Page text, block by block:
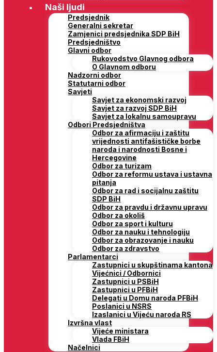
Naši ljudi
Predsjednik
Generalni sekretar
Zamjenici predsjednika SDP BiH
Predsjedništvo
Glavni odbor
Rukovodstvo Glavnog odbora
O Glavnom odboru
Nadzorni odbor
Statutarni odbor
Savjeti
Savjet za ekonomski razvoj
Savjet za razvoj SDP BiH
Savjet za lokalnu samoupravu
Odbori Predsjedništva
Odbor za afirmaciju i zaštitu
vrijednosti antifašističke borbe
naroda i narodnosti Bosne i
Hercegovine
Odbor za turizam
Odbor za reformu ustava i ustavna
pitanja
Odbor za rad i socijalnu zaštitu
SDP BiH
Odbor za pravdu i državnu upravu
Odbor za okoliš
Odbor za sport i kulturu
Odbor za nauku i tehnologiju
Odbor za obrazovanje i nauku
Odbor za zdravstvo
Parlamentarci
Zastupnici u skupštinama kantona
Vijećnici / Odbornici
Zastupnici u PSBiH
Zastupnici u PFBiH
Delegati u Domu naroda PFBiH
Poslanici u NSRS
Izaslanici u Vijeću naroda RS
Izvršna vlast
Vijeće ministara
Vlada FBiH
Načelnici